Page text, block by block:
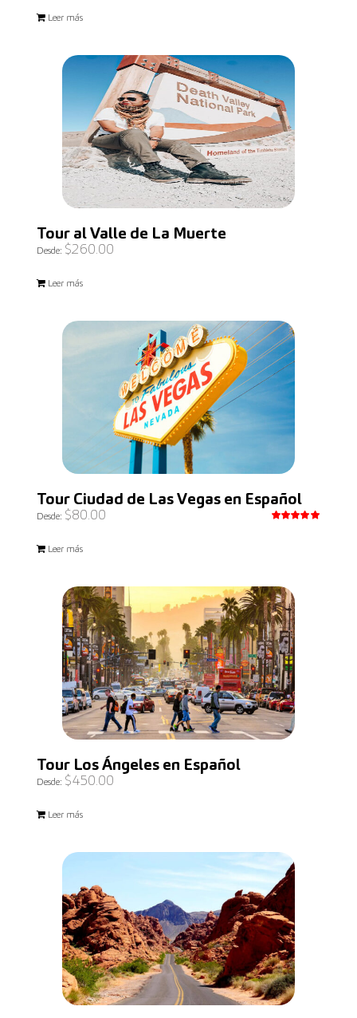
Leer más
Tour al Valle de La Muerte
Desde: $260.00
Leer más
Tour Ciudad de Las Vegas en Español
Desde: $80.00
Leer más
Tour Los Ángeles en Español
Desde: $450.00
Leer más